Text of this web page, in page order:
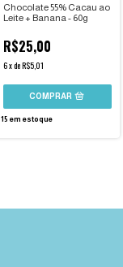
Chocolate 55% Cacau ao
Leite + Banana - 60g
R$25,00
6xdeR$5,01
15 em estoque